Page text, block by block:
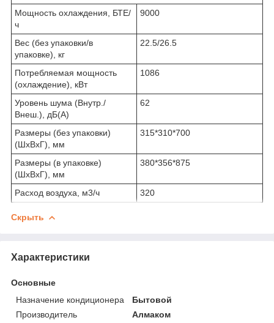
Мощность охлаждения, БТЕ/
ч
9000
Вес (без упаковки/в
упаковке), кг
22.5/26.5
Потребляемая мощность
(охлаждение), кВт
1086
Уровень шума (Внутр./
Внеш.), дБ(А)
62
Размеры (без упаковки)
(ШхВхГ), мм
315*310*700
Размеры (в упаковке)
(ШхВхГ), мм
380*356*875
Расход воздуха, м3/ч 320
Скрыть
Характеристики
Основные
Назначение кондиционера
Бытовой
Производитель
Алмаком